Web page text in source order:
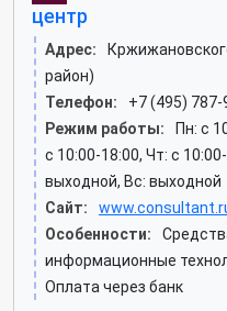
центр
Адрес:
район)
Телефон:
+7 (495)
Режим работы:
Пн: c
c 10:00-18:00, Чт: c
выходной, Вс: выходной
Сайт:
Особенности:
информационные
Оплата через банк